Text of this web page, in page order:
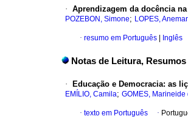
· Aprendizagem da docência
POZEBON, Simone; LOPES,
· resumo em Português Inglês
Notas de Leitura,
· Educação e Democracia: as
EMÍLIO, Camila; GOMES, Marineide
· texto em Português ·